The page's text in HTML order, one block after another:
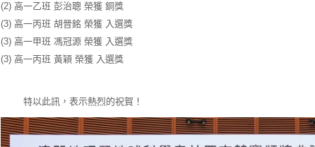
(2) 高一乙班 彭治聰 榮獲 銅獎
(3) 高一丙班 胡晉銘 榮獲 入選獎
(3) 高一甲班 馮冠源 榮獲 入選獎
(3) 高一丙班 黃穎 榮獲 入選獎
特以此訊，表示熱烈的祝賀！